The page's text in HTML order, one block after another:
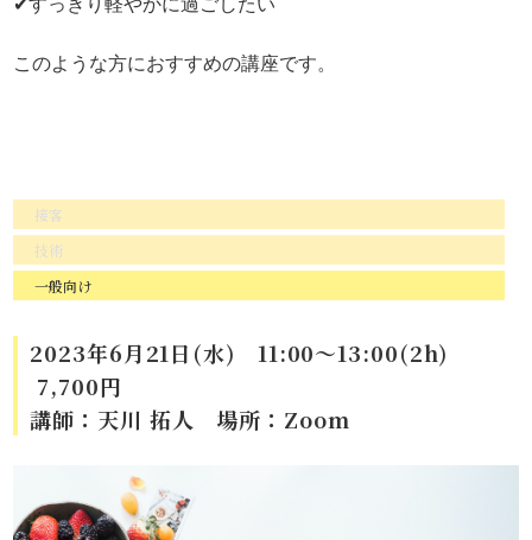
このような方におすすめの講座です。
接客
技術
一般向け
2023年6月21日(水) 11:00～13:00(2h)
7,700円
講師：天川 拓人 場所：Zoom